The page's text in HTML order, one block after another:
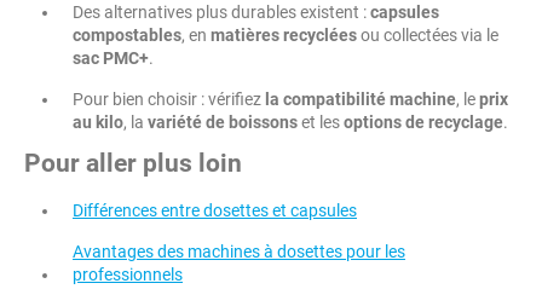
Des alternatives plus durables existent :capsules
compostables, en matières recycléesou collectées via le
sac PMC+.
Pour bien choisir : vérifiez la compatibilité machine, leprix
au kilo, la variété de boissonset lesoptions de recyclage.
Pour aller plus loin
Différences entre dosettes et capsules
Avantages des machines à dosettes pour les
professionnels